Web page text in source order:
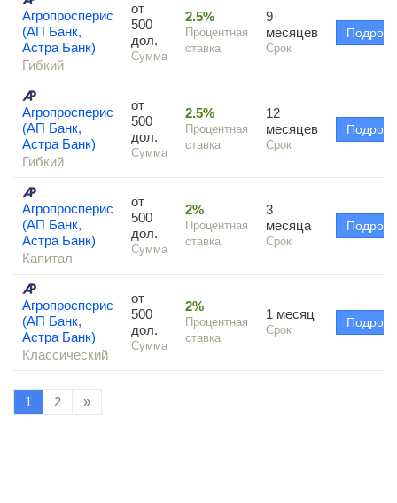
Агропросперис
(АП Банк,
Астра Банк)
Гибкий
от
500
дол.
Сумма
2.5%
Процентная
ставка
9
месяцев
Срок
Агропросперис
(АП Банк,
Астра Банк)
Гибкий
от
500
дол.
Сумма
2.5%
Процентная
ставка
12
месяцев
Срок
Агропросперис
(АП Банк,
Астра Банк)
Капитал
от
500
дол.
Сумма
2%
Процентная
ставка
3
месяца
Срок
Агропросперис
(АП Банк,
Астра Банк)
Классический
от
500
дол.
Сумма
2%
Процентная
ставка
1 месяц
Срок
1 2 »